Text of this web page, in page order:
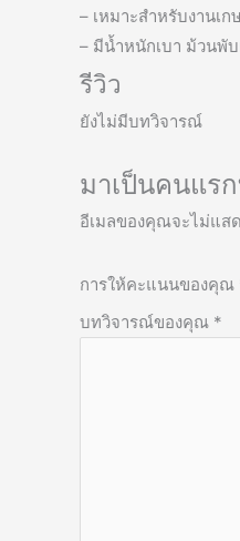
– เหมาะสำหรับงานเ
– มีน้ำหนักเบา ม้วนพับ
รีวิว
ยังไม่มีบทวิจารณ์
มาเป็นคนแร
อีเมลของคุณจะไม่แส
การให้คะแนนของคุณ
บทวิจารณ์ของคุณ *